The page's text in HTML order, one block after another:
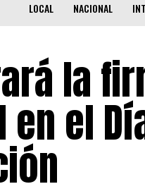
LOCAL NACIONAL
la
en el